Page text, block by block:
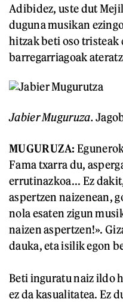
Adibidez, uste dut
duguna musikan
hitzak beti oso tristeak
barregarriagoak
Jabier Muguruza.
MUGURUZA:
Fama txarra du,
errutinazkoa... Ez
aspertzen naizenean,
nola esaten zigun
naizen aspertzen!».
dauka, eta isilik egon
Beti inguratu naiz ildo
ez da kasualitatea. Ez